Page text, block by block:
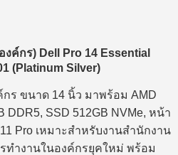
ค์กร) Dell Pro 14 Essential
(Platinum Silver)
ร ขนาด 14 นิ้ว มาพร้อม AMD
DDR5, SSD 512GB NVMe, หน้า
Pro เหมาะสำหรับงานสำนักงาน
ทำงานในองค์กรยุคใหม่ พร้อม